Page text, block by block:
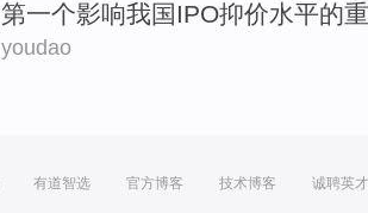
第一个影响我国IPO抑价水平的
youdao
有道智选 官方博客 技术博客 诚聘英才